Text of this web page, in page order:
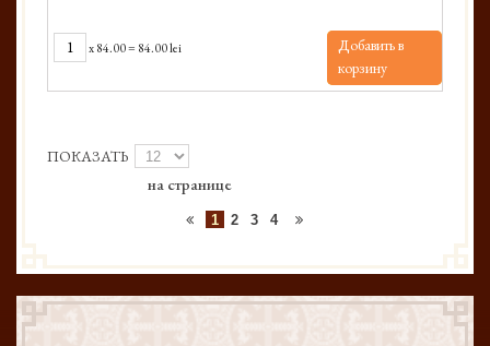
x84.00= 84.00 lei
Добавить в
корзину
ПОКАЗАТЬ
на странице
1 2 3 4